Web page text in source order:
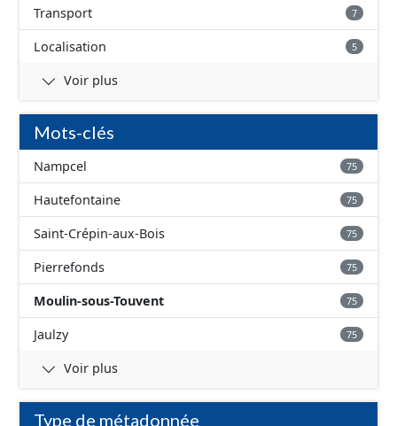
Transport 7
Localisation 5
Voir plus
Mots-clés
Nampcel 75
Hautefontaine 75
Saint-Crépin-aux-Bois 75
Pierrefonds 75
Moulin-sous-Touvent 75
Jaulzy 75
Voir plus
Type de métadonnée